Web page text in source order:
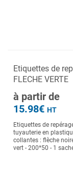
Etiquettes de
FLECHE VERTE
à partir de
15.98€ HT
Etiquettes de
tuyauterie en
collantes : flèche
vert - 200*50 - 1